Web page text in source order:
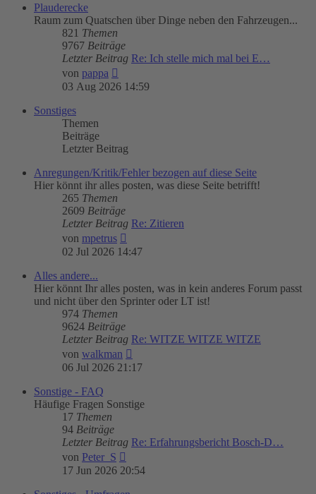
Plauderecke
Raum zum Quatschen über Dinge neben den Fahrzeugen...
821 Themen
9767 Beiträge
Letzter Beitrag Re: Ich stelle mich mal bei E…
von pappa
Beitrag
03 Aug 2026 14:59
Sonstiges
Themen
Beiträge
Letzter Beitrag
Anregungen/Kritik/Fehler bezogen auf diese Seite
Hier könnt ihr alles posten, was diese Seite betrifft!
265 Themen
2609 Beiträge
Letzter Beitrag Re: Zitieren
von mpetrus
Beitrag
02 Jul 2026 14:47
Alles andere...
Hier könnt Ihr alles posten, was in kein anderes Forum passt
und nicht über den Sprinter oder LT ist!
974 Themen
9624 Beiträge
Letzter Beitrag Re: WITZE WITZE WITZE
von walkman
Beitrag
06 Jul 2026 21:17
Sonstige - FAQ
Häufige Fragen Sonstige
17 Themen
94 Beiträge
Letzter Beitrag Re: Erfahrungsbericht Bosch-D…
von Peter_S
Beitrag
17 Jun 2026 20:54